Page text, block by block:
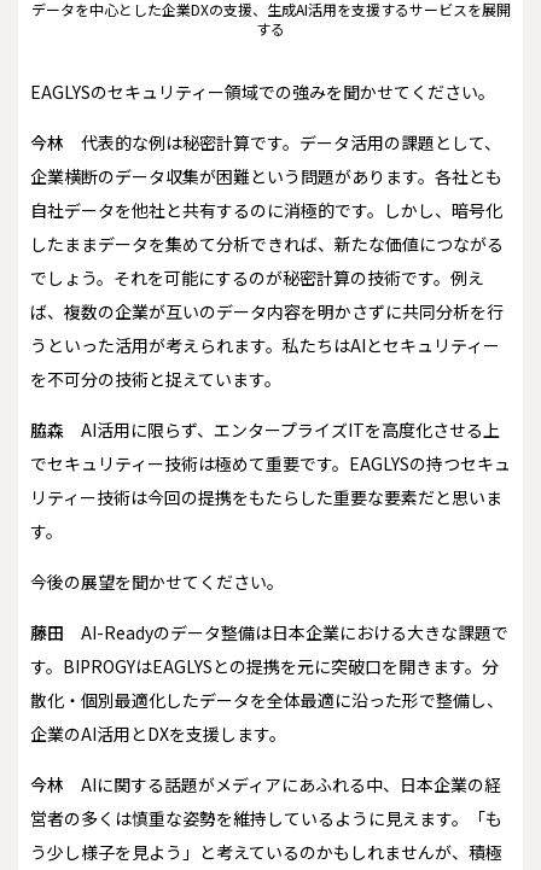
データを中心とした企業DXの支援、生成AI活用を支援するサービスを展開
する
――EAGLYSのセキュリティー領域での強みを聞かせてください。
今林
代表的な例は秘密計算です。データ活用の課題として、
企業横断のデータ収集が困難という問題があります。各社とも
自社データを他社と共有するのに消極的です。しかし、暗号化
したままデータを集めて分析できれば、新たな価値につながる
でしょう。それを可能にするのが秘密計算の技術です。例え
ば、複数の企業が互いのデータ内容を明かさずに共同分析を行
うといった活用が考えられます。私たちはAIとセキュリティー
を不可分の技術と捉えています。
脇森
AI活用に限らず、エンタープライズITを高度化させる上
でセキュリティー技術は極めて重要です。EAGLYSの持つセキュ
リティー技術は今回の提携をもたらした重要な要素だと思いま
す。
――今後の展望を聞かせてください。
藤田
AI-Readyのデータ整備は日本企業における大きな課題で
す。BIPROGYはEAGLYSとの提携を元に突破口を開きます。分
散化・個別最適化したデータを全体最適に沿った形で整備し、
企業のAI活用とDXを支援します。
今林
AIに関する話題がメディアにあふれる中、日本企業の経
営者の多くは慎重な姿勢を維持しているように見えます。「も
う少し様子を見よう」と考えているのかもしれませんが、積極